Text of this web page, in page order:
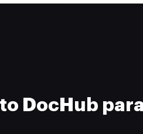
DocHub